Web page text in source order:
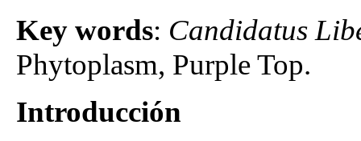
Key words: Candidatus
Phytoplasm, Purple Top.
Introducción